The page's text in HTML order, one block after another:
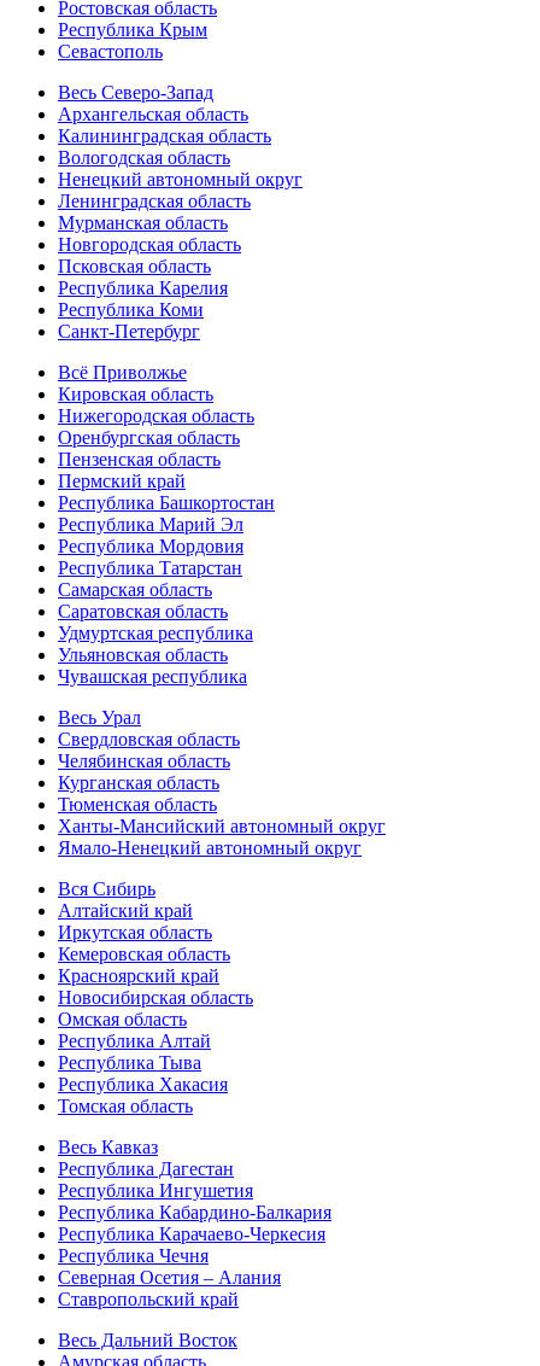
Ростовская область
Республика Крым
Севастополь
Весь Северо-Запад
Архангельская область
Калининградская область
Вологодская область
Ненецкий автономный округ
Ленинградская область
Мурманская область
Новгородская область
Псковская область
Республика Карелия
Республика Коми
Санкт-Петербург
Всё Приволжье
Кировская область
Нижегородская область
Оренбургская область
Пензенская область
Пермский край
Республика Башкортостан
Республика Марий Эл
Республика Мордовия
Республика Татарстан
Самарская область
Саратовская область
Удмуртская республика
Ульяновская область
Чувашская республика
Весь Урал
Свердловская область
Челябинская область
Курганская область
Тюменская область
Ханты-Мансийский автономный округ
Ямало-Ненецкий автономный округ
Вся Сибирь
Алтайский край
Иркутская область
Кемеровская область
Красноярский край
Новосибирская область
Омская область
Республика Алтай
Республика Тыва
Республика Хакасия
Томская область
Весь Кавказ
Республика Дагестан
Республика Ингушетия
Республика Кабардино-Балкария
Республика Карачаево-Черкесия
Республика Чечня
Северная Осетия – Алания
Ставропольский край
Весь Дальний Восток
Амурская область